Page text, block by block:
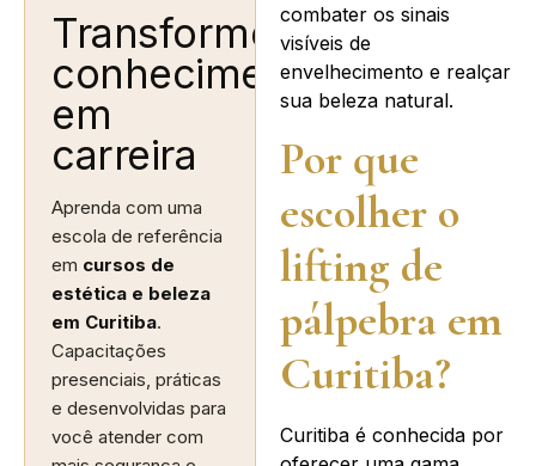
Transforme
conhecimento
em
carreira
Aprenda com uma
escola de referência
em cursos de
estética e beleza
em Curitiba.
Capacitações
presenciais, práticas
e desenvolvidas para
você atender com
combater os sinais
visíveis de
envelhecimento e realçar
sua beleza natural.
Por que
escolher o
lifting de
pálpebra em
Curitiba?
Curitiba é conhecida por